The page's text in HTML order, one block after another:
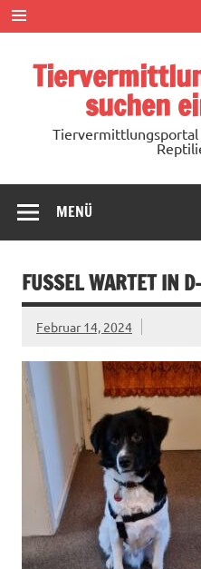
Zum
Inhalt
springen
suchen
Tiervermittlungsportal
MENÜ
FUSSEL WARTET IN
Februar 14, 2024